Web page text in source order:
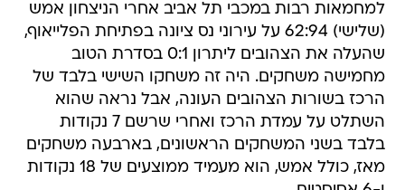
למחמאות רבות במכבי תל אביב אחרי הניצחון אמש
(שלישי) 62:94 על עירוני נס ציונה בפתיחת הפלייאוף,
שהעלה את הצהובים ליתרון 0:1 בסדרת הטוב
מחמישה משחקים. היה זה משחקו השישי בלבד של
הרכז בשורות הצהובים העונה, אבל נראה שהוא
השתלט על עמדת הרכז ואחרי שרשם 7 נקודות
בלבד בשני המשחקים הראשונים, בארבעה משחקים
מאז, כולל אמש, הוא מעמיד ממוצעים של 18 נקודות